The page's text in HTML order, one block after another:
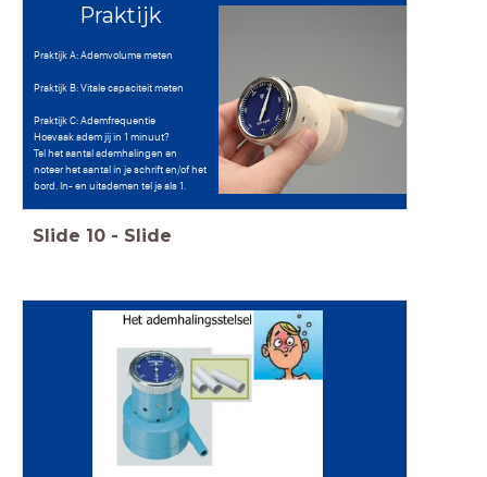
Praktijk
Praktijk A: Ademvolume meten
Praktijk B: Vitale capaciteit meten
Praktijk C: Ademfrequentie
Hoevaak adem jij in 1 minuut?
Tel het aantal ademhalingen en
noteer het aantal in je schrift en/of het
bord. In- en uitademen tel je als 1.
Slide 10 - Slide